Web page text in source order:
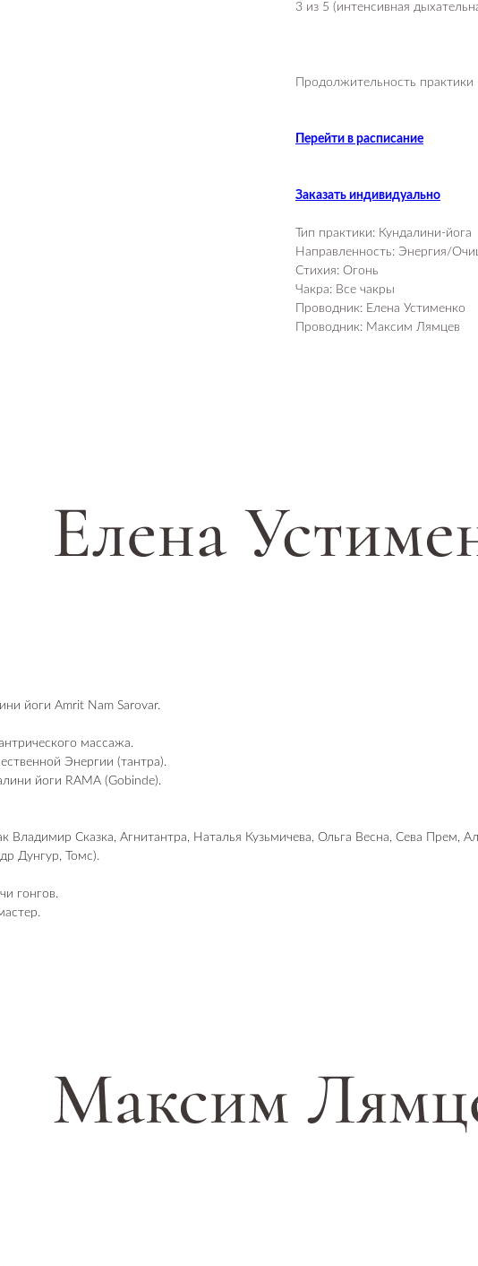
3 из 5 (интенсивная
Продолжительность практики
Перейти в расписание
Заказать индивидуально
Тип практики: Кундалини-йога
Направленность: Энергия/
Стихия: Огонь
Чакра: Все чакры
Проводник: Елена Устименко
Проводник: Максим Лямцев
йоги Amrit Nam Sarovar.
массажа.
Энергии (тантра).
йоги RAMA (Gobinde).
Владимир Сказка, Агнитантра, Наталья Кузьмичева, Ольга Весна, Сева Прем,
Дунгур, Томс).
гонгов.